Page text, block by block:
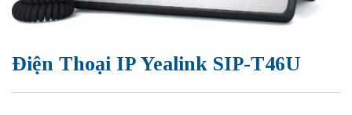
Điện Thoại IP Yealink SIP-T46U